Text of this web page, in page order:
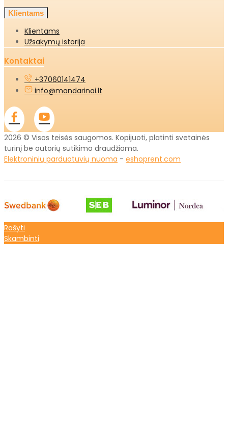
Klientams
Klientams
Užsakymų istorija
Kontaktai
+37060141474
info@mandarinai.lt
2026 © Visos teisės saugomos. Kopijuoti, platinti svetainės
turinį be autorių sutikimo draudžiama.
Elektroninių parduotuvių nuoma - eshoprent.com
Rašyti
Skambinti